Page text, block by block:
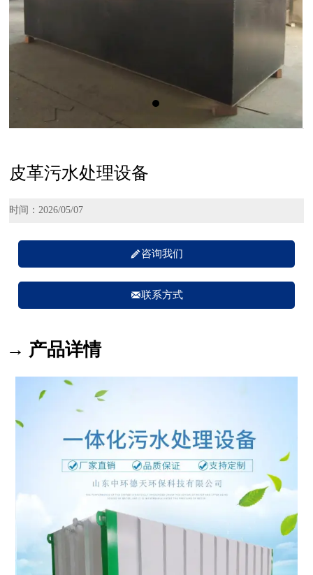
皮革污水处理设备
时间：2026/05/07
咨询我们
联系方式
→ 产品详情